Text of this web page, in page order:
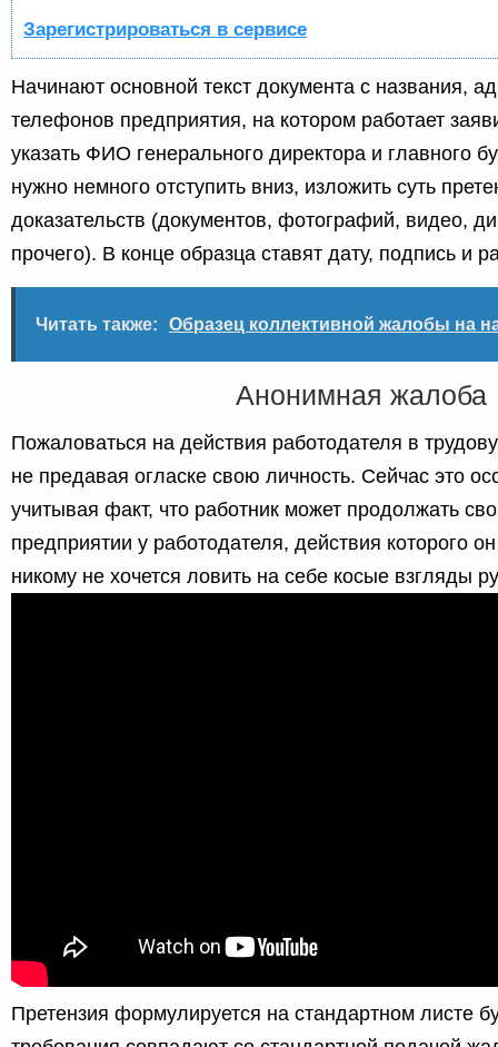
Зарегистрироваться в сервисе
Начинают основной текст документа с названия,
телефонов предприятия, на котором работает
указать ФИО генерального директора и главного
нужно немного отступить вниз, изложить суть
доказательств (документов, фотографий, видео,
прочего). В конце образца ставят дату, подпись и
Читать также: Образец коллективной жалобы на
Анонимная жалоба
Пожаловаться на действия работодателя в
не предавая огласке свою личность. Сейчас это
учитывая факт, что работник может продолжать
предприятии у работодателя, действия которого
никому не хочется ловить на себе косые взгляды
Претензия формулируется на стандартном листе